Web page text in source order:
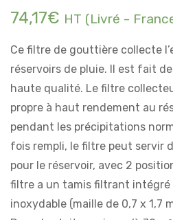
74,17€ HT (Livré -
Ce filtre de gouttière collecte
réservoirs de pluie. Il est fait
haute qualité. Le filtre
propre à haut rendement au
pendant les précipitations
fois rempli, le filtre peut servir
pour le réservoir, avec 2
filtre a un tamis filtrant intégré
inoxydable (maille de 0,7 x 1,7